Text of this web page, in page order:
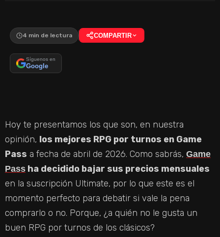
4 min de lectura COMPARTIR
Síguenos en
Google
Hoy te presentamos los que son, en nuestra
opinión, los mejores RPG por turnos en Game
Pass a fecha de abril de 2026. Como sabrás, Game
Pass ha decidido bajar sus precios mensuales
en la suscripción Ultimate, por lo que este es el
momento perfecto para debatir si vale la pena
comprarlo o no. Porque, ¿a quién no le gusta un
buen RPG por turnos de los clásicos?